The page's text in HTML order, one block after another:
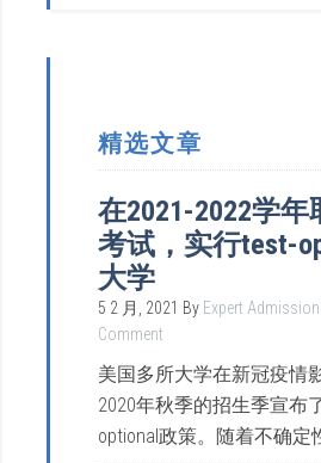
精选文章
在2021-2022学
考试，实行test-
大学
5 2 月, 2021 By Expert
Comment
美国多所大学在新冠疫情
2020年秋季的招生季宣布
optional政策。随着不确定